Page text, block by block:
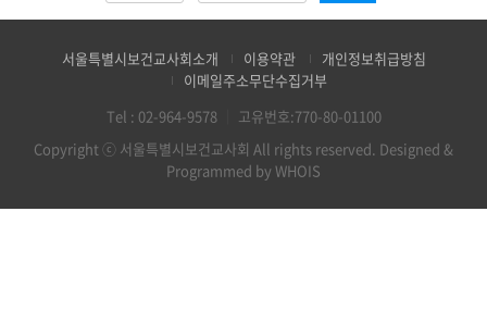
서울특별시보건교사회소개 이용약관
개인정보취급방침
이메일주소무단수집거부
Tel : 02-964-9578｜ 고유번호:770-80-01100
Copyright ⓒ 서울특별시보건교사회 All rights reserved. Designed &
Programmed by WHOIS